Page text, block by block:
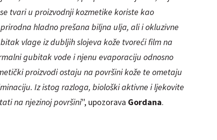
tvari u proizvodnji kozmetike koriste kao
hladno prešana biljna ulja, ali iokluzivne
vlage iz dubljih slojeva kože tvoreći film na
gubitak vode i njenu evaporaciju odnosno
proizvodi ostaju na površini kože te ometaju
Iz istog razloga, biološki aktivne i ljekovite
na njezinoj površini'', upozorava Gordana.